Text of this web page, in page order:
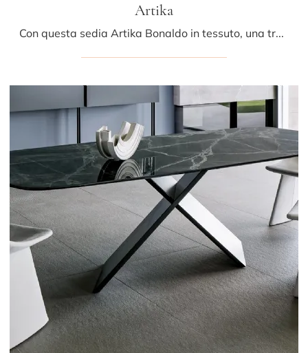
Artika
Con questa sedia Artika Bonaldo in tessuto, una tra le nostre sedute fisse moderne, potrai impreziosire i tuoi locali.